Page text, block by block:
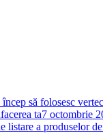
să folosesc
ta7 octombrie
a produselor